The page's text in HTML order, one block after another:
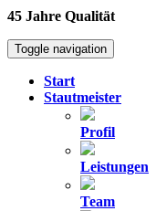
45 Jahre Qualität
Toggle navigation
Start
Stautmeister
Profil
Leistungen
Team